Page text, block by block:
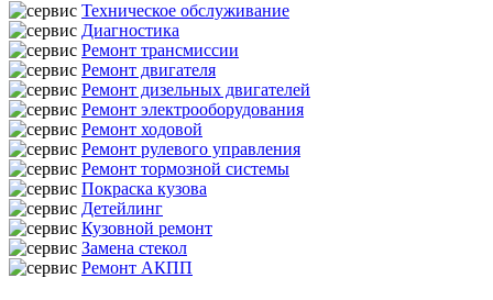
Техническое обслуживание
Диагностика
Ремонт трансмиссии
Ремонт двигателя
Ремонт дизельных двигателей
Ремонт электрооборудования
Ремонт ходовой
Ремонт рулевого управления
Ремонт тормозной системы
Покраска кузова
Детейлинг
Кузовной ремонт
Замена стекол
Ремонт АКПП